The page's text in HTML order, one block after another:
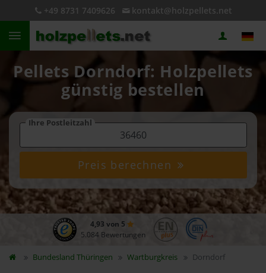
+49 8731 7409626 kontakt@holzpellets.net
Pellets Dorndorf: Holzpellets
günstig bestellen
Ihre Postleitzahl
Preis berechnen
4,93 von 5
5.084 Bewertungen
Bundesland Thüringen Wartburgkreis Dorndorf